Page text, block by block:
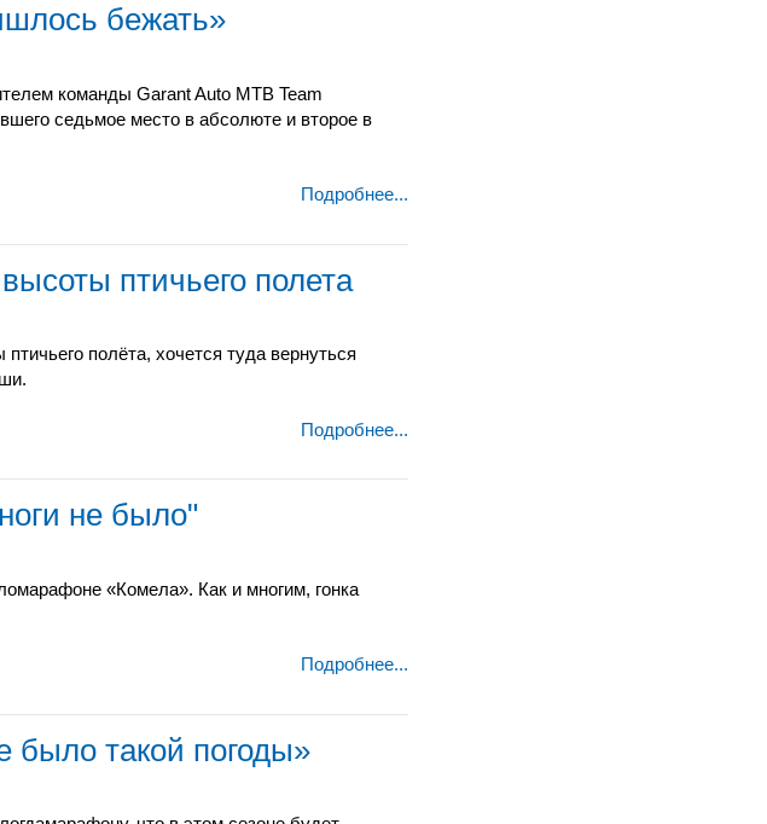
бежать»
команды Garant Auto МТB Team
седьмое место в абсолюте и второе в
Подробнее...
птичьего полета
полёта, хочется туда вернуться
Подробнее...
не было"
«Комела». Как и многим, гонка
Подробнее...
было такой погоды»